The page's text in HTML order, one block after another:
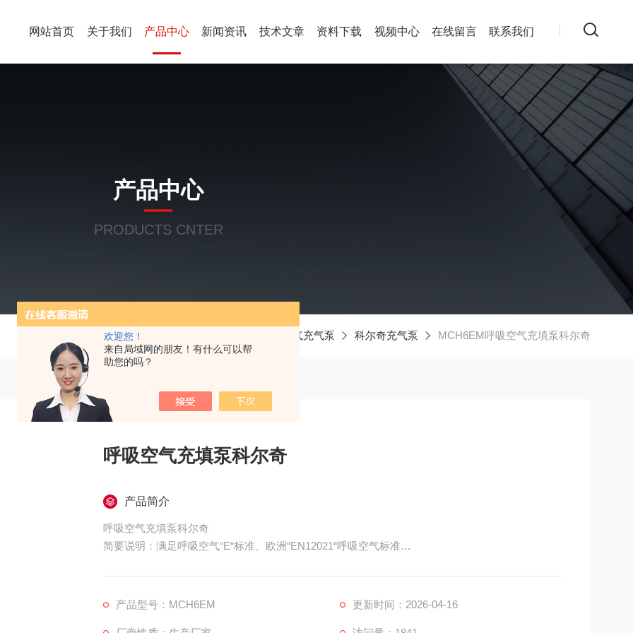
欢迎您！
来自局域网的朋友！有什么可以帮
助您的吗？
网站首页 关于我们 产品中心 新闻资讯 技术文章 资料下载 视频中心 在线留言 联系我们
产品中心
PRODUCTS CNTER
当前位置：首页 科尔奇呼吸空气充气泵 科尔奇充气泵 MCH6EM呼吸空气充填泵科尔奇
呼吸空气充填泵科尔奇
产品简介
呼吸空气充填泵科尔奇
简要说明：满足呼吸空气“E“标准、欧洲“EN12021“呼吸空气标准
动，动力强，充气速度快，用于可以提供单相电源的场合。用途：潜水、消防、阀门检漏、航空航
产品型号：MCH6EM 更新时间：2026-04-16